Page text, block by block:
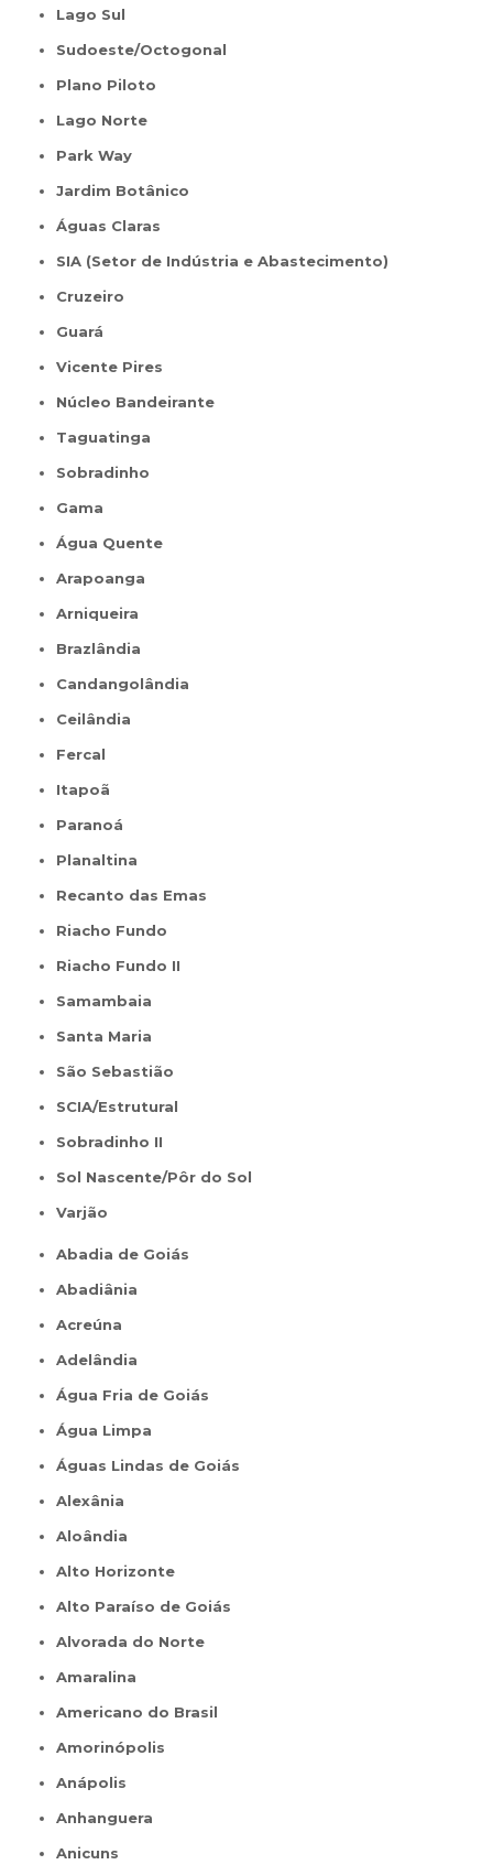
Lago Sul
Sudoeste/Octogonal
Plano Piloto
Lago Norte
Park Way
Jardim Botânico
Águas Claras
SIA (Setor de Indústria e Abastecimento)
Cruzeiro
Guará
Vicente Pires
Núcleo Bandeirante
Taguatinga
Sobradinho
Gama
Água Quente
Arapoanga
Arniqueira
Brazlândia
Candangolândia
Ceilândia
Fercal
Itapoã
Paranoá
Planaltina
Recanto das Emas
Riacho Fundo
Riacho Fundo II
Samambaia
Santa Maria
São Sebastião
SCIA/Estrutural
Sobradinho II
Sol Nascente/Pôr do Sol
Varjão
Abadia de Goiás
Abadiânia
Acreúna
Adelândia
Água Fria de Goiás
Água Limpa
Águas Lindas de Goiás
Alexânia
Aloândia
Alto Horizonte
Alto Paraíso de Goiás
Alvorada do Norte
Amaralina
Americano do Brasil
Amorinópolis
Anápolis
Anhanguera
Anicuns